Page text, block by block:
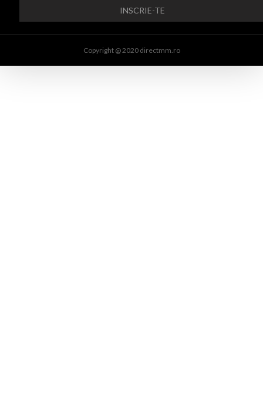
Copyright @ 2020 directmm.ro